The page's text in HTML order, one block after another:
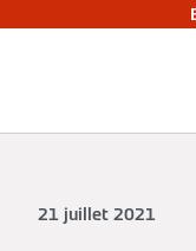
21 juillet 2021